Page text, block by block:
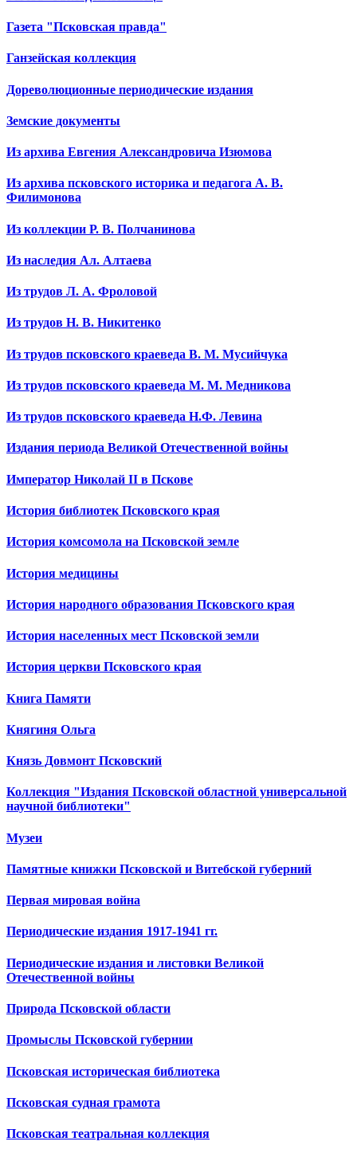
Газета "Псковская правда"
Ганзейская коллекция
Дореволюционные периодические издания
Земские документы
Из архива Евгения Александровича Изюмова
Из архива псковского историка и педагога А. В.
Филимонова
Из коллекции Р. В. Полчанинова
Из наследия Ал. Алтаева
Из трудов Л. А. Фроловой
Из трудов Н. В. Никитенко
Из трудов псковского краеведа В. М. Мусийчука
Из трудов псковского краеведа М. М. Медникова
Из трудов псковского краеведа Н.Ф. Левина
Издания периода Великой Отечественной войны
Император Николай II в Пскове
История библиотек Псковского края
История комсомола на Псковской земле
История медицины
История народного образования Псковского края
История населенных мест Псковской земли
История церкви Псковского края
Книга Памяти
Княгиня Ольга
Князь Довмонт Псковский
Коллекция "Издания Псковской областной универсальной
научной библиотеки"
Музеи
Памятные книжки Псковской и Витебской губерний
Первая мировая война
Периодические издания 1917-1941 гг.
Периодические издания и листовки Великой
Отечественной войны
Природа Псковской области
Промыслы Псковской губернии
Псковская историческая библиотека
Псковская судная грамота
Псковская театральная коллекция